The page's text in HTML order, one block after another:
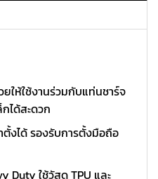
ให้ใช้งานร่วมกับแท่นชาร์จ
ได้สะดวก
ตั้งได้ รองรับการตั้งมือถือ
Duty ใช้วัสดุ TPU และ